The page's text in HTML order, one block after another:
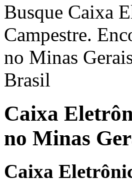
Busque Caixa
Campestre.
no Minas
Brasil
Caixa
no Minas
Caixa